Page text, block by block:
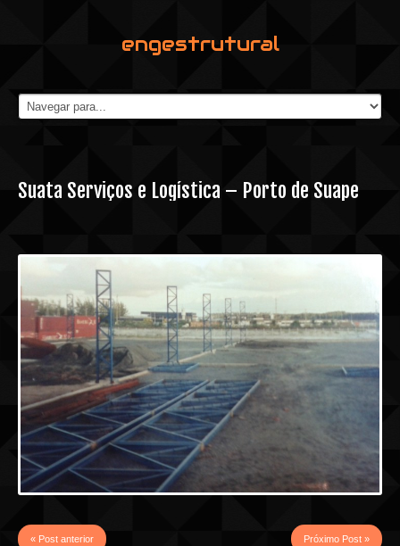
engestrutural
Suata Serviços e Logística – Porto de Suape
« Post anterior Próximo Post »